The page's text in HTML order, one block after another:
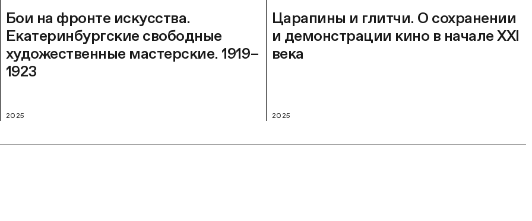
Бои на фронте искусства.
Екатеринбургские свободные
художественные мастерские. 1919–
1923
2025
Царапины и глитчи. О сохранении
и демонстрации кино в начале XXI
века
2025